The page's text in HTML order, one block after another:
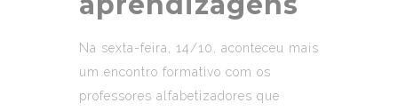
Na sexta-feira, 14/10, aconteceu mais
um encontro formativo com os
professores alfabetizadores que